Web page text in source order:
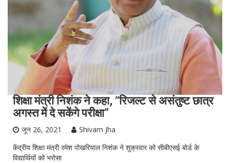
शिक्षा मंत्री निशंक ने कहा, “रिजल्ट से असंतुष्ट छात्र
अगस्त में दे सकेंगे परीक्षा”
जून 26, 2021
Shivam Jha
केंद्रीय शिक्षा मंत्री रमेश पोखरियाल निशंक ने शुक्रवार को सीबीएसई बोर्ड के
विद्यार्थियों को भरोसा